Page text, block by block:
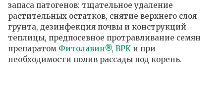
запаса патогенов: тщательное удаление
растительных остатков, снятие верхнего слоя
грунта, дезинфекция почвы и конструкций
теплицы, предпосевное протравливание семян
препаратом Фитолавин®, ВРК и при
необходимости полив рассады под корень.